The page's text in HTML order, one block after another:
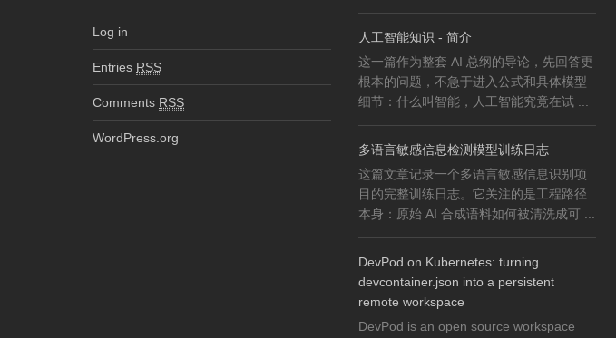
Log in
Entries RSS
Comments RSS
WordPress.org
人工智能知识 - 简介
这一篇作为整套 AI 总纲的导论，先回答更
根本的问题，不急于进入公式和具体模型
细节：什么叫智能，人工智能究竟在试 ...
多语言敏感信息检测模型训练日志
这篇文章记录一个多语言敏感信息识别项
目的完整训练日志。它关注的是工程路径
本身：原始 AI 合成语料如何被清洗成可 ...
DevPod on Kubernetes: turning
devcontainer.json into a persistent
remote workspace
DevPod is an open source workspace